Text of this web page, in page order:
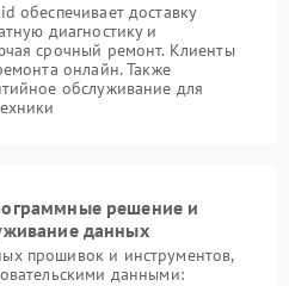
обеспечивает доставку
диагностику и
срочный ремонт. Клиенты
онлайн. Также
обслуживание для
решение и
данных
прошивок и инструментов,
данными: